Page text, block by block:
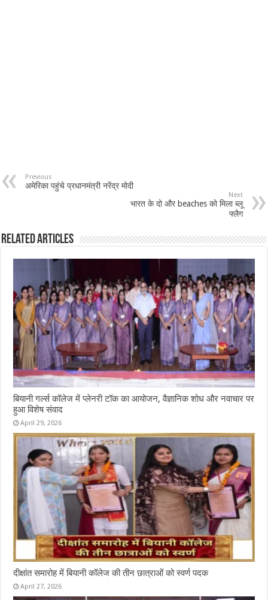
Previous
अमेरिका पहुंचे प्रधानमंत्री नरेंद्र मोदी
Next
भारत के दो और beaches को मिला ब्लू
फ्लैग
Related Articles
बियानी गर्ल्स कॉलेज में प्लेनरी टॉक का आयोजन, वैज्ञानिक शोध और नवाचार पर
हुआ विशेष संवाद
April 29, 2026
दीक्षांत समारोह में बियानी कॉलेज की तीन छात्राओं को स्वर्ण पदक
April 27, 2026